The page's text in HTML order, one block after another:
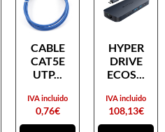
CABLE
CAT5E
UTP...
0,76€
IVA incluido
HYPER
DRIVE
ECOS...
108,13€
IVA incluido